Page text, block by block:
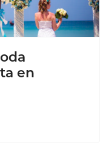
en